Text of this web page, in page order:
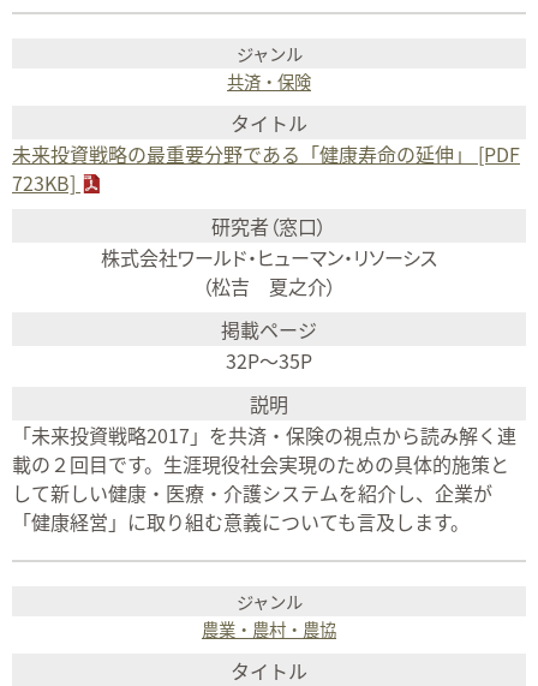
共済・保険
未来投資戦略の最重要分野である「健康寿命の延伸」 [PDF
723KB]
株式会社ワールド・ヒューマン・リソーシス
（松吉 夏之介）
32P～35P
「未来投資戦略2017」を共済・保険の視点から読み解く連
載の２回目です。生涯現役社会実現のための具体的施策と
して新しい健康・医療・介護システムを紹介し、企業が
「健康経営」に取り組む意義についても言及します。
農業・農村・農協